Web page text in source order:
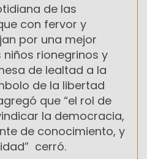
de las
con fervor y
por una mejor
rionegrinos y
de lealtad a la
de la libertad
que “el rol de
la democracia,
de conocimiento, y
cerró.